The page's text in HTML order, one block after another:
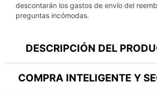
descontarán los gastos de envío del
preguntas incómodas.
DESCRIPCIÓN DEL
COMPRA INTELIGENTE Y